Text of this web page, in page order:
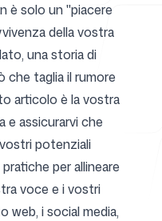
è solo un "piacere
della vostra
una storia di
che taglia il rumore
articolo è la vostra
e assicurarvi che
potenziali
per allineare
voce e i vostri
web, i social media,